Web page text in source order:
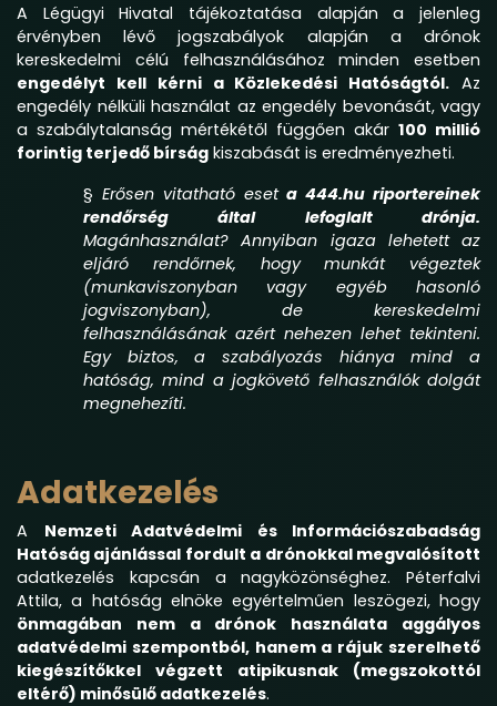
A Légügyi Hivatal tájékoztatása alapján a jelenleg
érvényben lévő jogszabályok alapján a drónok
kereskedelmi célú felhasználásához minden esetben
engedélyt kell kérni a Közlekedési Hatóságtól. Az
engedély nélküli használat az engedély bevonását, vagy
a szabálytalanság mértékétől függően akár 100 millió
forintig terjedő bírság kiszabását is eredményezheti.
§ Erősen vitatható eseta 444.hu riportereinek
rendőrség által lefoglalt drónja.
Magánhasználat? Annyiban igaza lehetett az
eljáró rendőrnek, hogy munkát végeztek
(munkaviszonyban vagy egyéb hasonló
jogviszonyban), de kereskedelmi
felhasználásának azért nehezen lehet tekinteni.
Egy biztos, a szabályozás hiánya mind a
hatóság, mind a jogkövető felhasználók dolgát
megnehezíti.
Adatkezelés
A Nemzeti Adatvédelmi és Információszabadság
Hatóság ajánlással fordult a drónokkal megvalósított
adatkezelés kapcsán a nagyközönséghez. Péterfalvi
Attila, a hatóság elnöke egyértelműen leszögezi, hogy
önmagában nem a drónok használata aggályos
adatvédelmi szempontból, hanem a rájuk szerelhető
kiegészítőkkel végzett atipikusnak (megszokottól
eltérő) minősülő adatkezelés.